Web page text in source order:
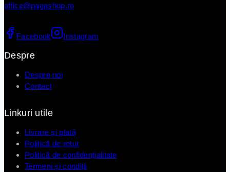
office@pagashop.ro
Facebook Instagram
Despre
Despre noi
Contact
Linkuri utile
Livrare și plată
Politică de retur
Politică de confidențialitate
Termeni și condiții